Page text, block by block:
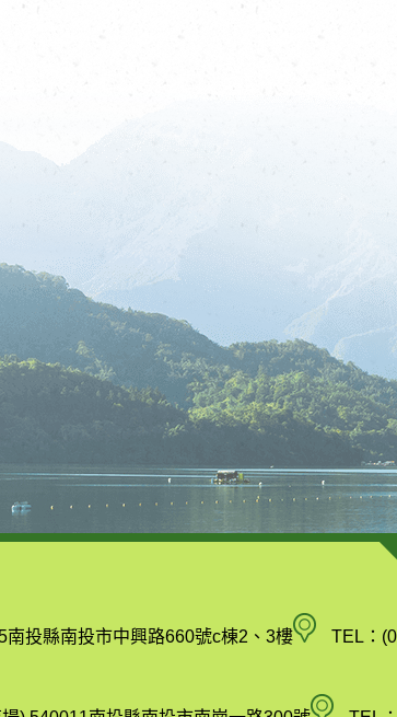
南投縣南投市中興路660號c棟2、3樓南
縣
TEL：
空